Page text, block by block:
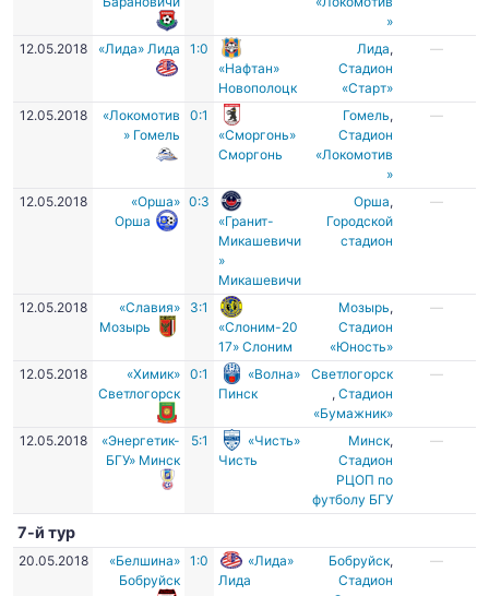
»
12.05.2018
«Лида» Лида
1:0
«Нафтан»
Новополоцк
Лида,
Стадион
«Старт»
—
12.05.2018
«Локомотив
» Гомель
0:1
«Сморгонь»
Сморгонь
Гомель,
Стадион
«Локомотив
»
—
12.05.2018
«Орша»
Орша
0:3
«Гранит-
Микашевичи
»
Микашевичи
Орша,
Городской
стадион
—
12.05.2018
«Славия»
Мозырь
3:1
«Слоним-20
17» Слоним
Мозырь,
Стадион
«Юность»
—
12.05.2018
«Химик»
Светлогорск
0:1
«Волна»
Пинск
Светлогорск
,Стадион
«Бумажник»
—
12.05.2018
«Энергетик-
БГУ» Минск
5:1
«Чисть»
Чисть
Минск,
Стадион
РЦОП по
футболу БГУ
—
7-й тур
20.05.2018
«Белшина»
Бобруйск
1:0
«Лида»
Лида
Бобруйск,
Стадион
—